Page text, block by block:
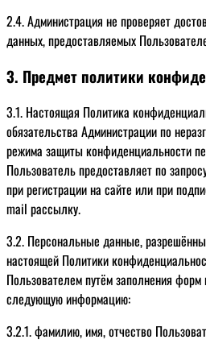
2.4. Администрация не проверяет
данных, предоставляемых
3. Предмет политики
3.1. Настоящая Политика
обязательства Администрации по
режима защиты конфиденциальности
Пользователь предоставляет по
при регистрации на сайте или при
mail рассылку.
3.2. Персональные данные,
настоящей Политики
Пользователем путём заполнения
следующую информацию:
3.2.1. фамилию, имя, отчество